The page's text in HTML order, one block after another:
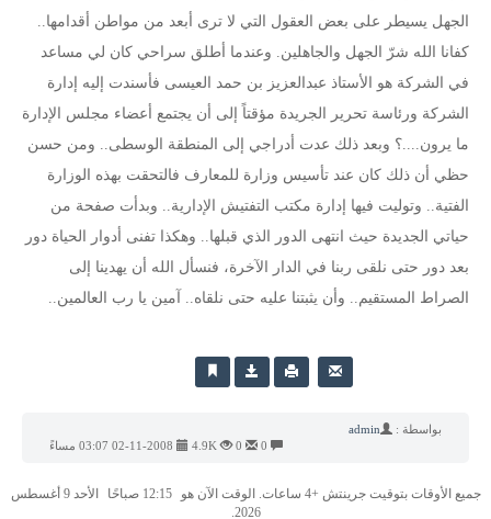
الجهل يسيطر على بعض العقول التي لا ترى أبعد من مواطن أقدامها..
كفانا الله شرّ الجهل والجاهلين. وعندما أطلق سراحي كان لي مساعد
في الشركة هو الأستاذ عبدالعزيز بن حمد العيسى فأسندت إليه إدارة
الشركة ورئاسة تحرير الجريدة مؤقتاً إلى أن يجتمع أعضاء مجلس الإدارة
ما يرون....؟ وبعد ذلك عدت أدراجي إلى المنطقة الوسطى.. ومن حسن
حظي أن ذلك كان عند تأسيس وزارة للمعارف فالتحقت بهذه الوزارة
الفتية.. وتوليت فيها إدارة مكتب التفتيش الإدارية.. وبدأت صفحة من
حياتي الجديدة حيث انتهى الدور الذي قبلها.. وهكذا تفنى أدوار الحياة دور
بعد دور حتى نلقى ربنا في الدار الآخرة، فنسأل الله أن يهدينا إلى
الصراط المستقيم.. وأن يثبتنا عليه حتى نلقاه.. آمين يا رب العالمين..
بواسطة :
admin
4.9K
جميع الأوقات بتوقيت جرينتش +4 ساعات. الوقت الآن هو 12:15 صباحًا
الأحد 9 أغسطس
2026.